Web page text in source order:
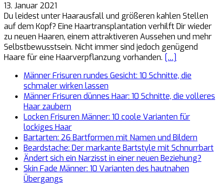
13. Januar 2021
Du leidest unter Haarausfall und größeren kahlen Stellen
auf dem Kopf? Eine Haartransplantation verhilft Dir wieder
zu neuen Haaren, einem attraktiveren Aussehen und mehr
Selbstbewusstsein. Nicht immer sind jedoch genügend
Haare für eine Haarverpflanzung vorhanden. […]
Männer Frisuren rundes Gesicht: 10 Schnitte, die
schmaler wirken lassen
Männer Frisuren dünnes Haar: 10 Schnitte, die volleres
Haar zaubern
Locken Frisuren Männer: 10 coole Varianten für
lockiges Haar
Bartarten: 26 Bartformen mit Namen und Bildern
Beardstache: Der markante Bartstyle mit Schnurrbart
Ändert sich ein Narzisst in einer neuen Beziehung?
Skin Fade Männer: 10 Varianten des hautnahen
Übergangs